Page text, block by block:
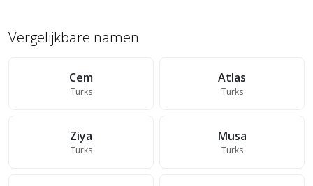
Vergelijkbare namen
Cem
Turks
Atlas
Turks
Ziya
Turks
Musa
Turks